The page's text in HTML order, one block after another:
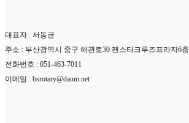
대표자 : 서동균
주소 : 부산광역시 중구 해관로30 팬스타크루즈프라자6층
전화번호 : 051-463-7011
이메일 : bsrotary@daum.net